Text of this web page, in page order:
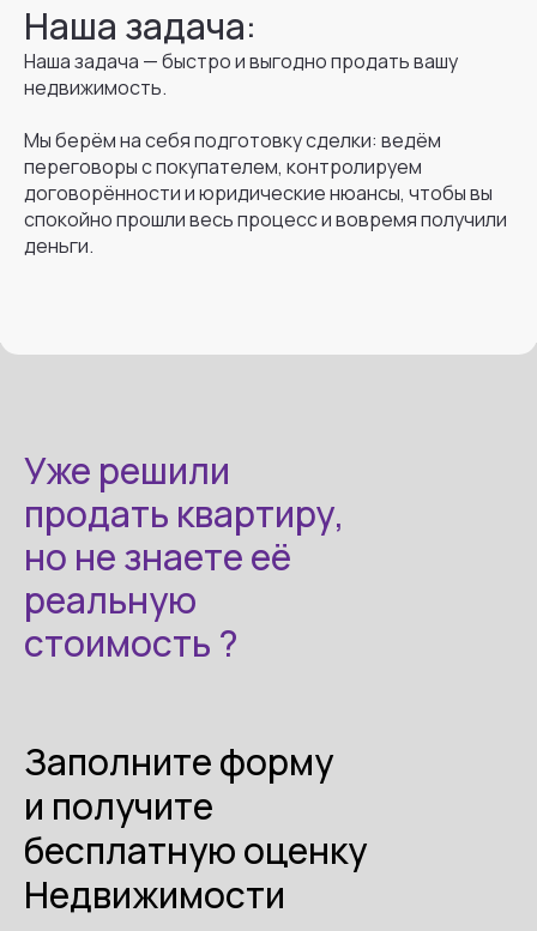
Наша задача:
Наша задача — быстро и выгодно продать вашу
недвижимость.
Мы берём на себя подготовку сделки: ведём
переговоры с покупателем, контролируем
договорённости и юридические нюансы, чтобы вы
спокойно прошли весь процесс и вовремя получили
деньги.
Уже решили
продать квартиру,
но не знаете её
реальную
стоимость ?
Заполните форму
и получите
бесплатную оценку
Недвижимости